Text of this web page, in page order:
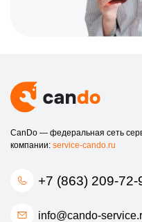
CanDo — федеральная сеть
компании: service-cando.ru
+7 (863) 209-72-
info@cando-